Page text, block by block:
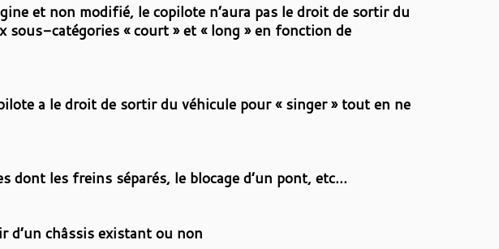
et non modifié, le copilote n’aura pas le droit de sortir du
sous-catégories « court » et « long » en fonction de
a le droit de sortir du véhicule pour « singer » tout en ne
dont les freins séparés, le blocage d’un pont, etc…
d’un châssis existant ou non